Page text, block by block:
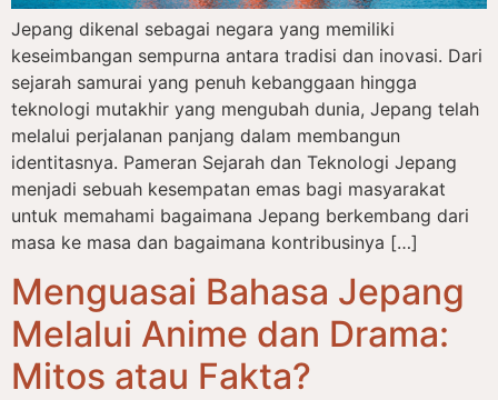
Jepang dikenal sebagai negara yang memiliki
keseimbangan sempurna antara tradisi dan inovasi. Dari
sejarah samurai yang penuh kebanggaan hingga
teknologi mutakhir yang mengubah dunia, Jepang telah
melalui perjalanan panjang dalam membangun
identitasnya. Pameran Sejarah dan Teknologi Jepang
menjadi sebuah kesempatan emas bagi masyarakat
untuk memahami bagaimana Jepang berkembang dari
masa ke masa dan bagaimana kontribusinya […]
Menguasai Bahasa Jepang
Melalui Anime dan Drama:
Mitos atau Fakta?